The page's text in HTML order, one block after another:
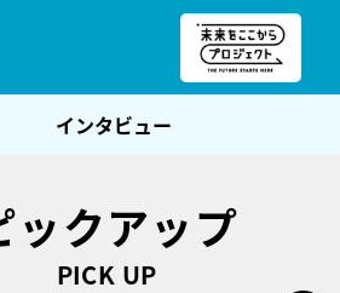
インタビュー
ックアップ
PICK UP